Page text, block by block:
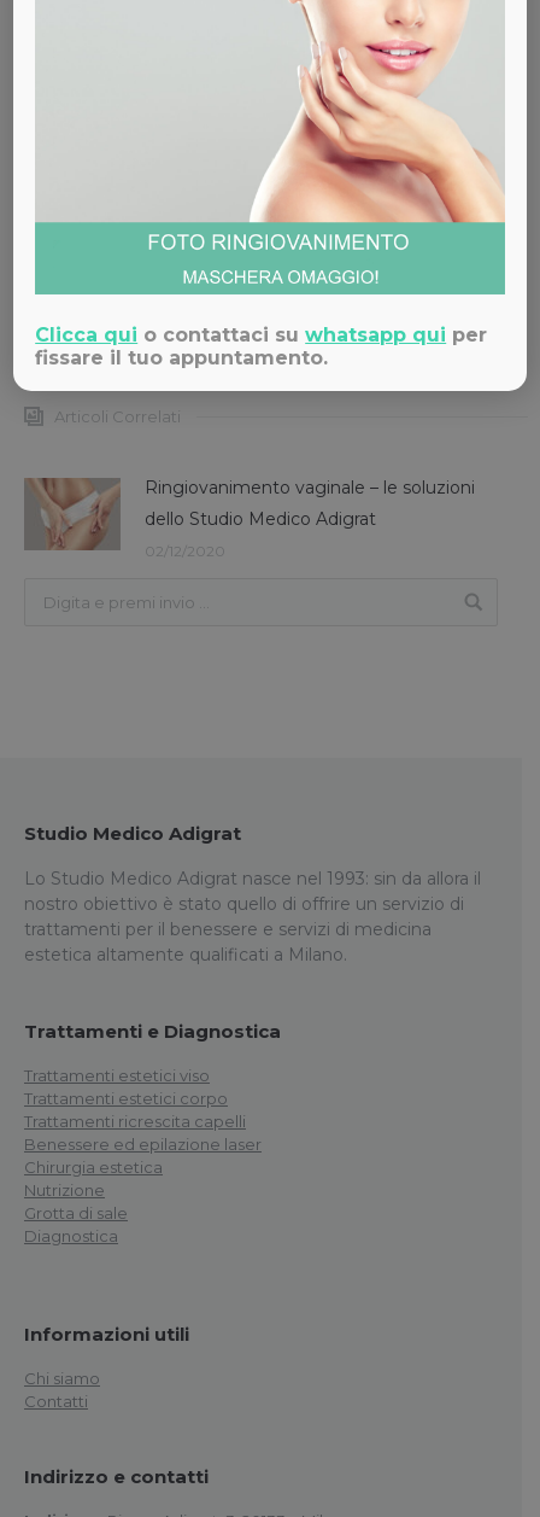
Scopri di più su questa innovativa tecnica nella
contattaci: i medici
specialisti dello Studio Medico Adigrat di Milano
Rimanete aggiornati sui nostri trattamenti di medicina
estetica e sulle nostre promozioni: seguiteci nelle nostre
pagineFacebookeInstagram.
Condividi
Articoli Correlati
Ringiovanimento vaginale – le soluzioni
dello Studio Medico Adigrat
02/12/2020
Studio Medico Adigrat
Lo Studio Medico Adigrat nasce nel 1993: sin da allora il
nostro obiettivo è stato quello di offrire un servizio di
trattamenti per il benessere e servizi di medicina
estetica altamente qualificati a Milano.
Trattamenti e Diagnostica
Trattamenti estetici viso
Trattamenti estetici corpo
Trattamenti ricrescita capelli
Benessere ed epilazione laser
Chirurgia estetica
Nutrizione
Grotta di sale
Diagnostica
Informazioni utili
Chi siamo
Contatti
Indirizzo e contatti
Clicca qui o contattaci suwhatsapp qui per
fissare il tuo appuntamento.